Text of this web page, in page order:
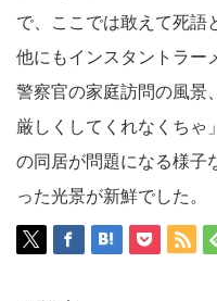
で、ここでは敢えて死語
他にもインスタントラー
警察官の家庭訪問の風景
厳しくしてくれなくちゃ
の同居が問題になる様子
った光景が新鮮でした。